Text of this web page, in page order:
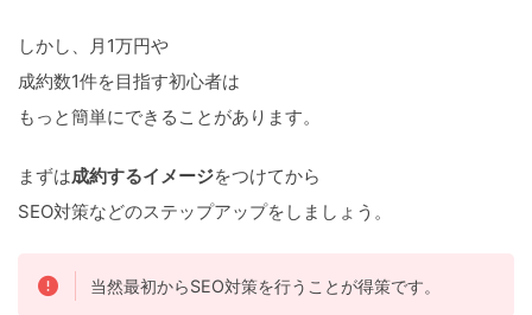
しかし、月1万円や
成約数1件を目指す初心者は
もっと簡単にできることがあります。
まずは成約するイメージをつけてから
SEO対策などのステップアップをしましょう。
当然最初からSEO対策を行うことが得策です。